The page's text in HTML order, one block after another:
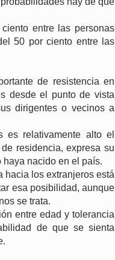
entre las personas
50 por ciento entre las
de resistencia en
desde el punto de vista
dirigentes o vecinos a
es relativamente alto el
residencia, expresa su
nacido en el país.
hacia los extranjeros está
esa posibilidad, aunque
se trata.
entre edad y tolerancia
de que se sienta